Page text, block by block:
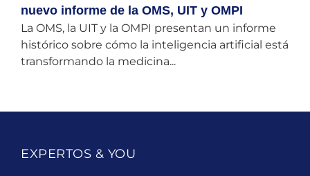
nuevo informe de la OMS, UIT y OMPI
La OMS, la UIT y la OMPI presentan un informe
histórico sobre cómo la inteligencia artificial está
transformando la medicina...
EXPERTOS & YOU